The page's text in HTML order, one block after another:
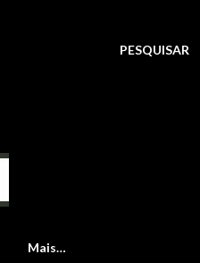
PESQUISAR
Mais…